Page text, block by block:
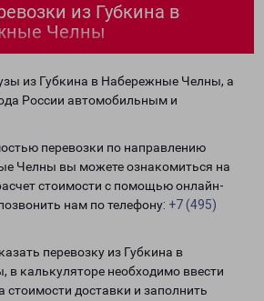
из Губкина в
Челны
из Губкина в Набережные Челны, а
России автомобильным и
перевозки по направлению
Челны вы можете ознакомиться на
стоимости с помощью онлайн-
нам по телефону: +7 (495)
перевозку из Губкина в
калькуляторе необходимо ввести
стоимости доставки и заполнить